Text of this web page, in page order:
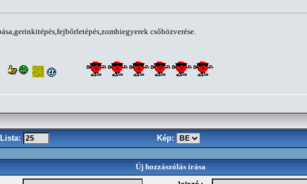
csőhözverése.
Lista: Kép:
Új hozzászólás írása